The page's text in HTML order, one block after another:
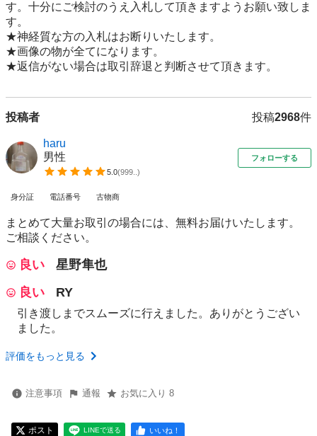
す。十分にご検討のうえ入札して頂きますようお願い致しま
す。
★神経質な方の入札はお断りいたします。
★画像の物が全てになります。
★返信がない場合は取引辞退と判断させて頂きます。
投稿者 投稿2968件
haru
男性
5.0(999.. )
フォローする
身分証 電話番号 古物商
まとめて大量お取引の場合には、無料お届けいたします。
ご相談ください。
良い
星野隼也
良い
RY
引き渡しまでスムーズに行えました。ありがとうござい
ました。
評価をもっと見る
注意事項 通報 お気に入り 8
ポスト LINEで送る いいね！